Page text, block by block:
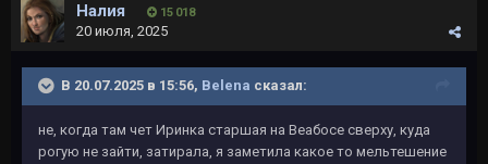
Налия 15 018
20 июля, 2025
В 20.07.2025 в 15:56, Belena сказал:
не, когда там чет Иринка старшая на Веабосе сверху, куда
рогую не зайти, затирала, я заметила какое то мельтешение